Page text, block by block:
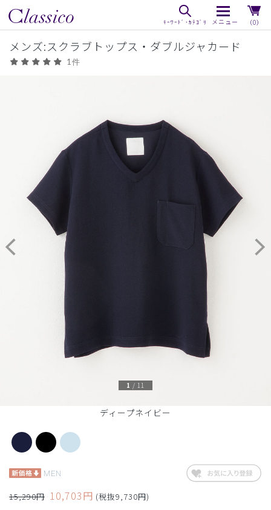
（0）
メンズ:スクラブトップス・ダブルジャカード
1件
ディープネイビー
1 / 11
MEN
15,290円 10,703円 (税抜9,730円)